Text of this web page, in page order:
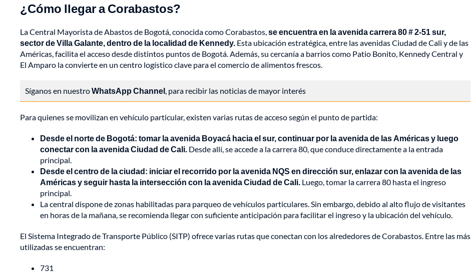
¿Cómo llegar a Corabastos?
La Central Mayorista de Abastos de Bogotá, conocida como Corabastos,se encuentra en la avenida carrera 80 # 2-51 sur,
sector de Villa Galante, dentro de la localidad de Kennedy. Esta ubicación estratégica, entre las avenidas Ciudad de Cali y de las
Américas, facilita el acceso desde distintos puntos de Bogotá. Además, su cercanía a barrios como Patio Bonito, Kennedy Central y
El Amparo la convierte en un centro logístico clave para el comercio de alimentos frescos.
Síganos en nuestroWhatsApp Channel, para recibir las noticias de mayor interés
Para quienes se movilizan en vehículo particular, existen varias rutas de acceso según el punto de partida:
Desde el norte de Bogotá: tomar la avenida Boyacá hacia el sur, continuar por la avenida de las Américas y luego
conectar con la avenida Ciudad de Cali. Desde allí, se accede a la carrera 80, que conduce directamente a la entrada
principal.
Desde el centro de la ciudad: iniciar el recorrido por la avenida NQS en dirección sur, enlazar con la avenida de las
Américas y seguir hasta la intersección con la avenida Ciudad de Cali. Luego, tomar la carrera 80 hasta el ingreso
principal.
La central dispone de zonas habilitadas para parqueo de vehículos particulares. Sin embargo, debido al alto flujo de visitantes
en horas de la mañana, se recomienda llegar con suficiente anticipación para facilitar el ingreso y la ubicación del vehículo.
El Sistema Integrado de Transporte Público (SITP) ofrece varias rutas que conectan con los alrededores de Corabastos. Entre las más
utilizadas se encuentran:
731